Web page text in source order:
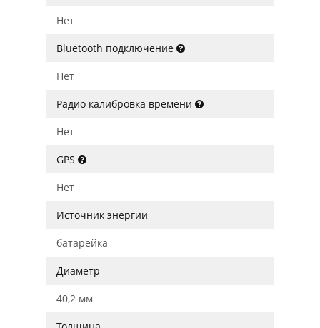
Нет
Bluetooth подключение
Нет
Радио калибровка времени
Нет
GPS
Нет
Источник энергии
батарейка
Диаметр
40,2 мм